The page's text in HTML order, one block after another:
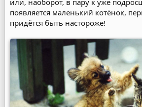
или, наоборот, в пару к уже
появляется маленький котёнок,
придётся быть настороже!